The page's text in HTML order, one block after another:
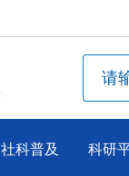
社科普及 科研